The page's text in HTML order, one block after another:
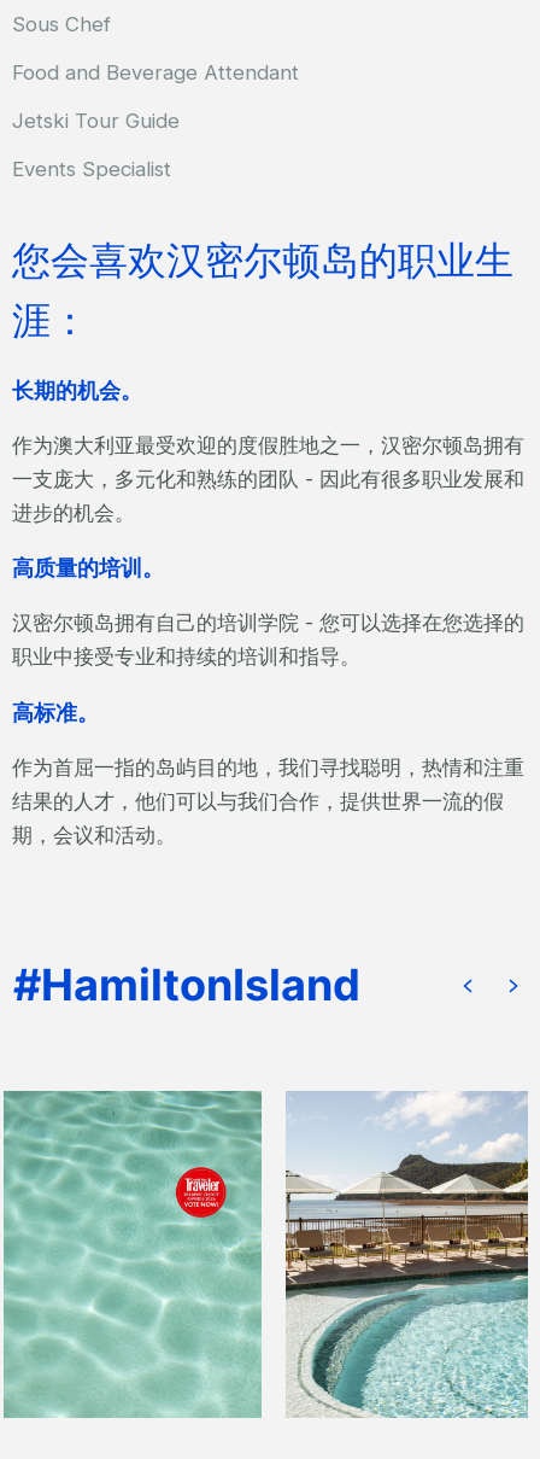
Sous Chef
Food and Beverage Attendant
Jetski Tour Guide
Events Specialist
您会喜欢汉密尔顿岛的职业生
涯：
长期的机会。
作为澳大利亚最受欢迎的度假胜地之一，汉密尔顿岛拥有
一支庞大，多元化和熟练的团队 - 因此有很多职业发展和
进步的机会。
高质量的培训。
汉密尔顿岛拥有自己的培训学院 - 您可以选择在您选择的
职业中接受专业和持续的培训和指导。
高标准。
作为首屈一指的岛屿目的地，我们寻找聪明，热情和注重
结果的人才，他们可以与我们合作，提供世界一流的假
期，会议和活动。